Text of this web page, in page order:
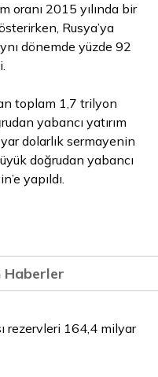
oranı 2015 yılında bir
Rusya’ya
dönemde yüzde 92
toplam 1,7 trilyon
yabancı yatırım
dolarlık sermayenin
doğrudan yabancı
yapıldı.
Haberler
rezervleri 164,4 milyar